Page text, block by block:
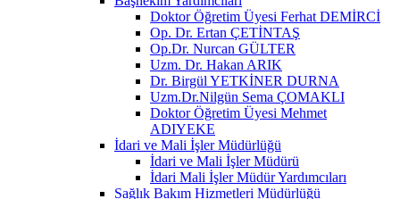
Doktor Öğretim Üyesi Ferhat DEMİRCİ
Op. Dr. Ertan ÇETİNTAŞ
Op.Dr. Nurcan GÜLTER
Uzm. Dr. Hakan ARIK
Dr. Birgül YETKİNER DURNA
Uzm.Dr.Nilgün Sema ÇOMAKLI
Doktor Öğretim Üyesi Mehmet
ADIYEKE
İdari ve Mali İşler Müdürlüğü
İdari ve Mali İşler Müdürü
İdari Mali İşler Müdür Yardımcıları
Sağlık Bakım Hizmetleri Müdürlüğü